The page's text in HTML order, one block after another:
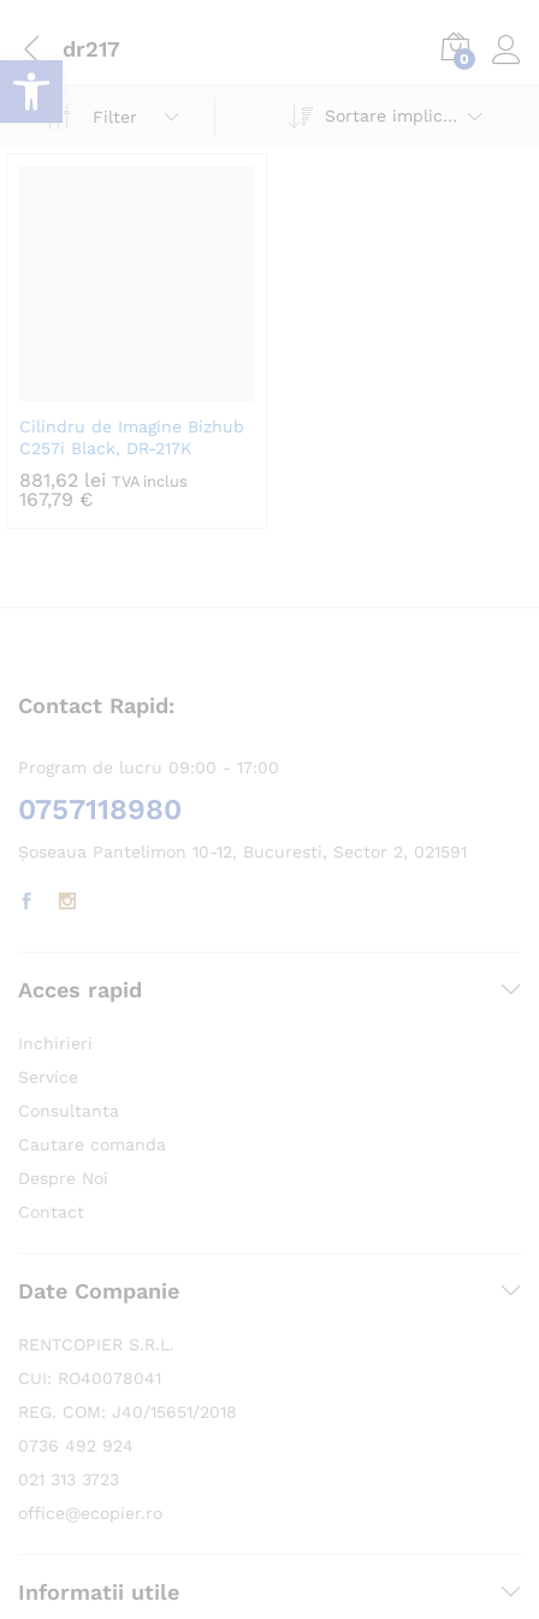
dr217 0
Filter Sortare implicită
Cilindru de Imagine Bizhub
C257i Black, DR-217K
881,62 lei TVA inclus
167,79 €
Contact Rapid:
Program de lucru 09:00 - 17:00
0757118980
Șoseaua Pantelimon 10-12, Bucuresti, Sector 2, 021591
Acces rapid
Inchirieri
Service
Consultanta
Cautare comanda
Despre Noi
Contact
Date Companie
RENTCOPIER S.R.L.
CUI: RO40078041
REG. COM: J40/15651/2018
0736 492 924
021 313 3723
office@ecopier.ro
Informatii utile
Deschide bara de unelte